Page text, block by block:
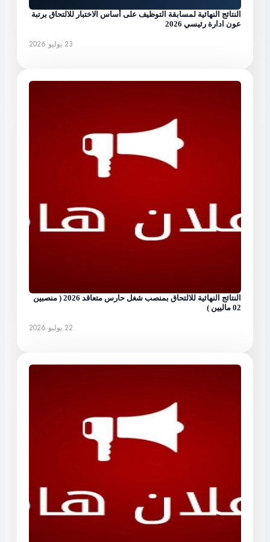
النتائج النهائية لمسابقة التوظيف على أساس الاختبار للالتحاق برتبة
عون ادارة رئيسي 2026
23 يوليو 2026
النتائج النهائية للالتحاق بمنصب شغل حارس متعاقد 2026 ( منصبين
02 ماليين )
22 يوليو 2026